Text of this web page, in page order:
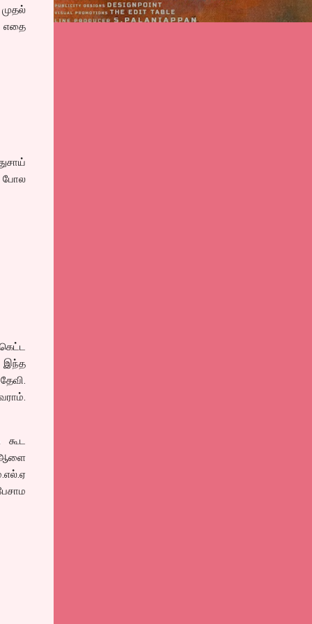
எதை
போல
இந்த
ஆளை